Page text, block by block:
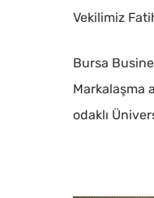
Kapatmak
Vekilimiz
Bursa
Markalaşma
odaklı